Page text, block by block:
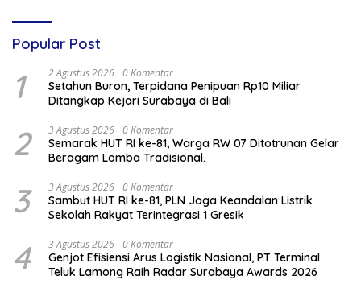
Popular Post
1 2 Agustus 2026 0 Komentar
Setahun Buron, Terpidana Penipuan Rp10 Miliar
Ditangkap Kejari Surabaya di Bali
2 3 Agustus 2026 0 Komentar
Semarak HUT RI ke-81, Warga RW 07 Ditotrunan Gelar
Beragam Lomba Tradisional.
3 3 Agustus 2026 0 Komentar
Sambut HUT RI ke-81, PLN Jaga Keandalan Listrik
Sekolah Rakyat Terintegrasi 1 Gresik
4 3 Agustus 2026 0 Komentar
Genjot Efisiensi Arus Logistik Nasional, PT Terminal
Teluk Lamong Raih Radar Surabaya Awards 2026